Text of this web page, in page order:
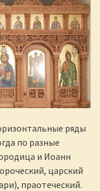
ряды
по разные
и Иоанн
царский
праотеческий.